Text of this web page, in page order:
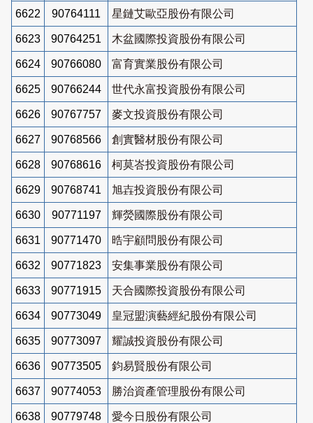
6622 90764111 星鏈艾歐亞股份有限公司
6623 90764251 木盆國際投資股份有限公司
6624 90766080 富育實業股份有限公司
6625 90766244 世代永富投資股份有限公司
6626 90767757 麥文投資股份有限公司
6627 90768566 創實醫材股份有限公司
6628 90768616 柯莫峇投資股份有限公司
6629 90768741 旭壵投資股份有限公司
6630 90771197 輝熒國際股份有限公司
6631 90771470 晧宇顧問股份有限公司
6632 90771823 安集事業股份有限公司
6633 90771915 天合國際投資股份有限公司
6634 90773049 皇冠盟演藝經紀股份有限公司
6635 90773097 耀誠投資股份有限公司
6636 90773505 鈞易賢股份有限公司
6637 90774053 勝治資產管理股份有限公司
6638 90779748 愛今日股份有限公司